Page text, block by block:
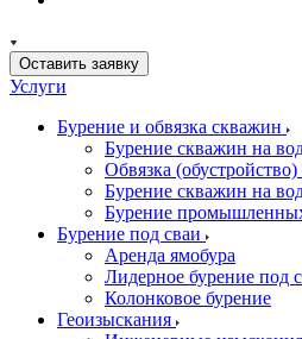
Оставить заявку
Услуги
Бурение и обвязка скважин
Бурение скважин на
Обвязка
Бурение скважин на
Бурение
Бурение под сваи
Аренда ямобура
Лидерное бурение под
Колонковое бурение
Геоизыскания